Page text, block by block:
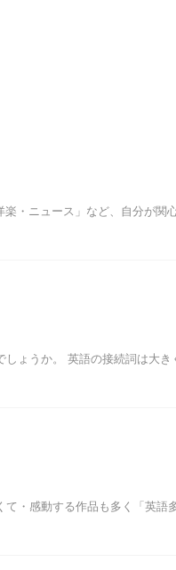
・ニュース」など、自分が関
ょうか。 英語の接続詞は大
・感動する作品も多く「英語